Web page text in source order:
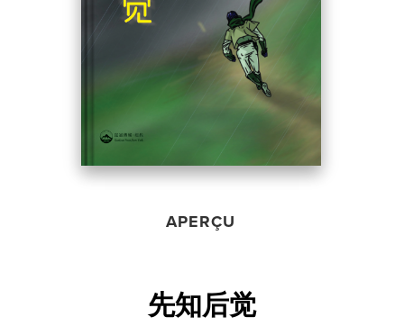
APERÇU
先知后觉